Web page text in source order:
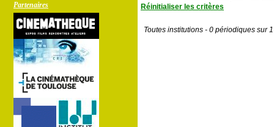
Partenaires
Réinitialiser les critères
Toutes institutions - 0 périodiques sur